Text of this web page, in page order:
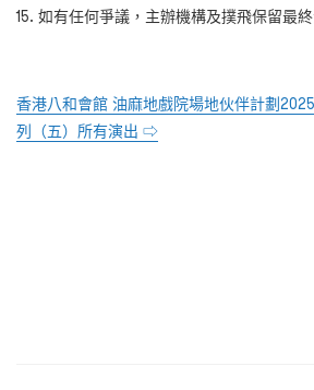
如有任何爭議，主辦機構及撲飛保留最終
香港八和會館 油麻地戲院場地伙伴計劃
列（五）所有演出 ⇨